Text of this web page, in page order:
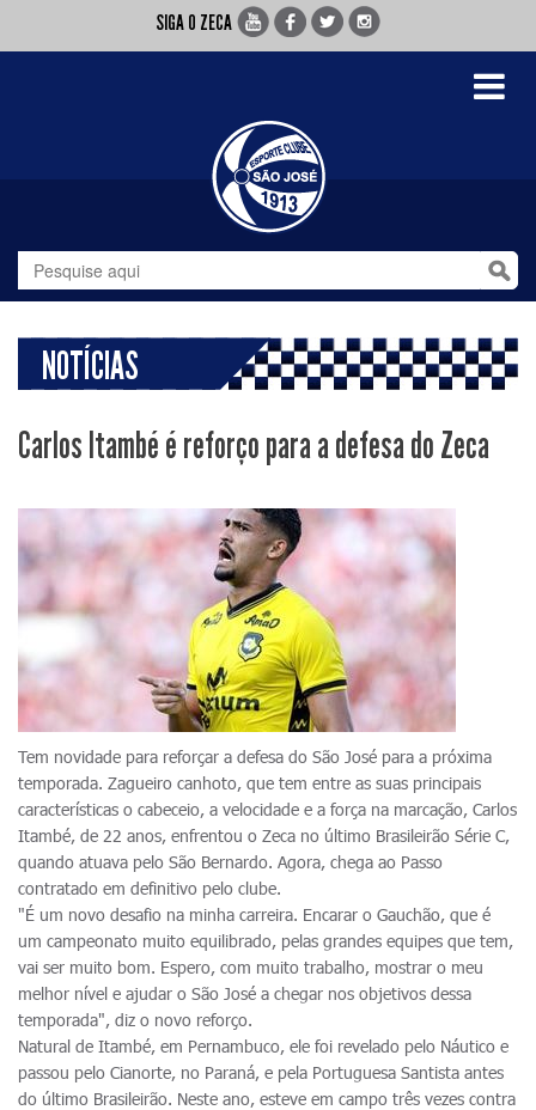
SIGA O ZECA
Toggle
NOTÍCIAS
Carlos Itambé é reforço para a defesa do Zeca
Tem novidade para reforçar a defesa do São José para a próxima
temporada. Zagueiro canhoto, que tem entre as suas principais
características o cabeceio, a velocidade e a força na marcação, Carlos
Itambé, de 22 anos, enfrentou o Zeca no último Brasileirão Série C,
quando atuava pelo São Bernardo. Agora, chega ao Passo
contratado em definitivo pelo clube.
"É um novo desafio na minha carreira. Encarar o Gauchão, que é
um campeonato muito equilibrado, pelas grandes equipes que tem,
vai ser muito bom. Espero, com muito trabalho, mostrar o meu
melhor nível e ajudar o São José a chegar nos objetivos dessa
temporada", diz o novo reforço.
Natural de Itambé, em Pernambuco, ele foi revelado pelo Náutico e
passou pelo Cianorte, no Paraná, e pela Portuguesa Santista antes
do último Brasileirão. Neste ano, esteve em campo três vezes contra